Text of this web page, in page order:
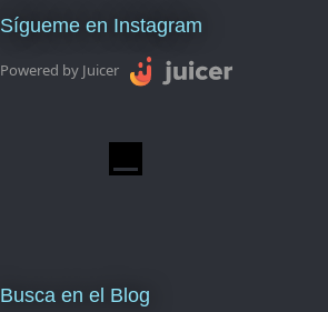
Sígueme en Instagram
Powered by Juicer
Busca en el Blog